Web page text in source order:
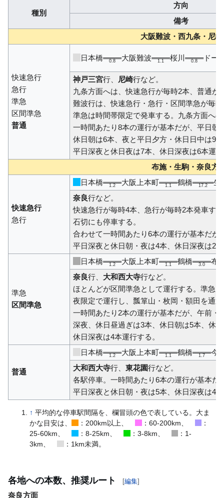
種別
方向
備考
大阪難波・西九条・尼
快速急行
急行
準急
区間準急
普通
日本橋 0.8 大阪難波 1.1桜川 0.8 ドー
神戸三宮行、 尼崎行など。
九条方面へは、快速急行が毎時2本、普通が
難波行は、快速急行・急行・区間準急が毎
準急は時間帯限定で発車する。九条方面へ
一時間あたり8本の運行が基本だが、平日朝
休日朝は6本、夜と平日夕方・休日日中は9
平日深夜と休日夜は7本、休日深夜は6本運
布施・生駒・奈良方
快速急行
急行
日本橋 1.2 大阪上本町 1.1 鶴橋 17.2生
奈良行など。
快速急行が毎時4本、急行が毎時2本発車す
石切にも停車する。
合わせて一時間あたり6本の運行が基本だが
平日深夜と休日朝・夜は4本、休日深夜は
準急
区間準急
日本橋 1.2 大阪上本町 1.1 鶴橋 3.0布
奈良行、 大和西大寺行など。
ほとんどが区間準急として運行する。準急
夜限定で運行し、瓢箪山・枚岡・額田を通
一時間あたり2本の運行が基本だが、午前・
深夜、休日昼過ぎは3本、休日朝は5本、休
休日深夜は4本運行する。
普通
日本橋 1.2 大阪上本町 1.1 鶴橋 1.7 今
大和西大寺行、東花園行など。
各駅停車。一時間あたり6本の運行が基本だ
平日深夜と休日朝・夜は5本、休日深夜は4
↑ 平均的な停車駅間隔を、欄冒頭の色で表している。大ま
かな目安は、
：200km以上、 ：60-200km、
：
25-60km、
：8-25km、 ：3-8km、
：1-
3km、
：1km未満。
各地への本数、推奨ルート [編集]
奈良方面